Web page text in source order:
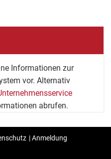
Informationen zur
vor. Alternativ
abrufen.
|Anmeldung